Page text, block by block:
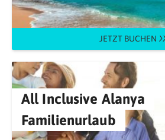
JETZT BUCHEN
All Inclusive Alanya
Familienurlaub